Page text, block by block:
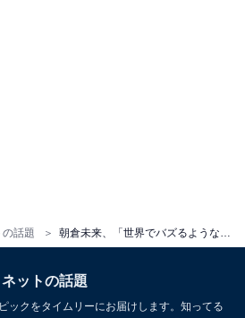
の話題
ネットの話題
ックをタイムリーにお届けします。知ってる